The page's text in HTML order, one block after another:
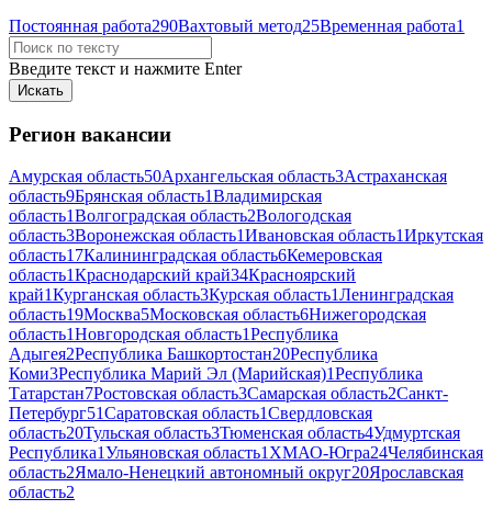
Постоянная работа290Вахтовый метод25Временная работа1
Введите текст и нажмите Enter
Регион вакансии
Амурская область50Архангельская область3Астраханская
область9Брянская область1Владимирская
область1Волгоградская область2Вологодская
область3Воронежская область1Ивановская область1Иркутская
область17Калининградская область6Кемеровская
область1Краснодарский край34Красноярский
край1Курганская область3Курская область1Ленинградская
область19Москва5Московская область6Нижегородская
область1Новгородская область1Республика
Адыгея2Республика Башкортостан20Республика
Коми3Республика Марий Эл (Марийская)1Республика
Татарстан7Ростовская область3Самарская область2Санкт-
Петербург51Саратовская область1Свердловская
область20Тульская область3Тюменская область4Удмуртская
Республика1Ульяновская область1 ХМАО-Югра24Челябинская
область2Ямало-Ненецкий автономный округ20Ярославская
область2